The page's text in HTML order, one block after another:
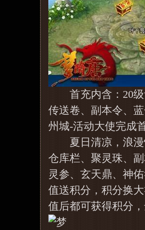
首充内含：20级
传送卷、副本令、
州城-活动大使完成
夏日清凉，浪漫
仓库栏、聚灵珠、
灵参、玄天鼎、神
值送积分，积分换
值后都可获得积分